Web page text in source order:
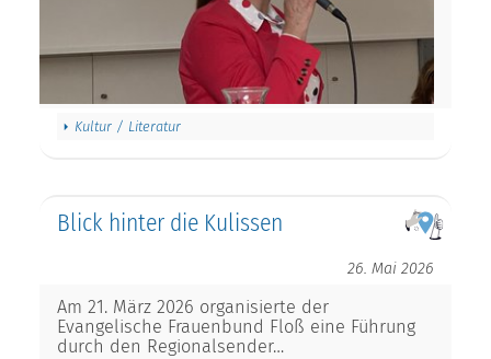
Kultur / Literatur
Blick hinter die Kulissen
26. Mai 2026
Am 21. März 2026 organisierte der
Evangelische Frauenbund Floß eine Führung
durch den Regionalsender…